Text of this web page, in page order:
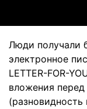
Люди получали
электронное
LETTER-FOR-
вложения